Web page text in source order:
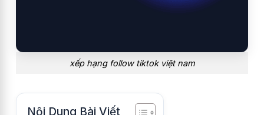
xếp hạng follow tiktok việt nam
Nội Dung Bài Viết